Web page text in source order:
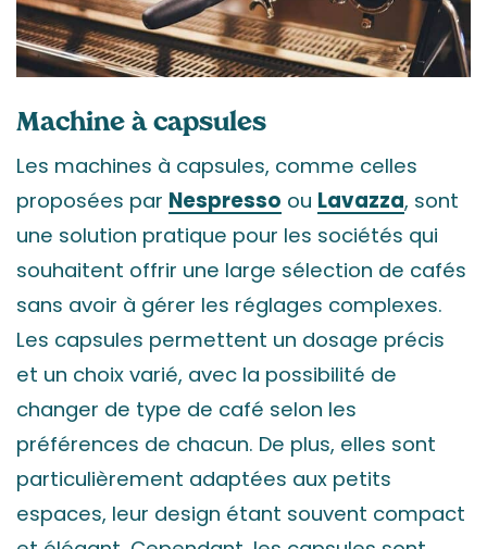
Machine à capsules
Les machines à capsules, comme celles
proposées par Nespresso ou Lavazza, sont
une solution pratique pour les sociétés qui
souhaitent offrir une large sélection de cafés
sans avoir à gérer les réglages complexes.
Les capsules permettent un dosage précis
et un choix varié, avec la possibilité de
changer de type de café selon les
préférences de chacun. De plus, elles sont
particulièrement adaptées aux petits
espaces, leur design étant souvent compact